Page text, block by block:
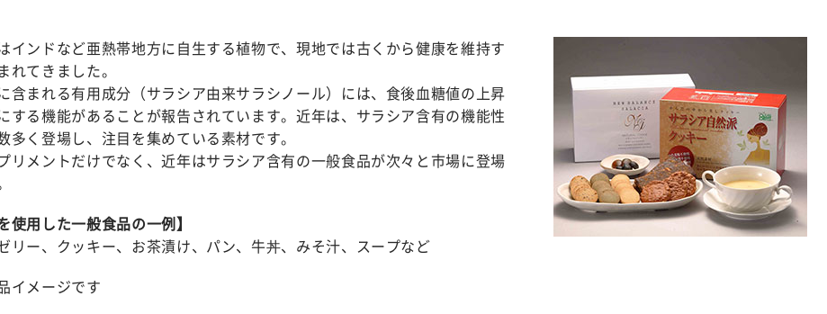
インドなど亜熱帯地方に自生する植物で、現地では古くから健康を維持す
れてきました。
含まれる有用成分（サラシア由来サラシノール）には、食後血糖値の上昇
する機能があることが報告されています。近年は、サラシア含有の機能性
多く登場し、注目を集めている素材です。
リメントだけでなく、近年はサラシア含有の一般食品が次々と市場に登場
使用した一般食品の一例】
リー、クッキー、お茶漬け、パン、牛丼、みそ汁、スープなど
イメージです